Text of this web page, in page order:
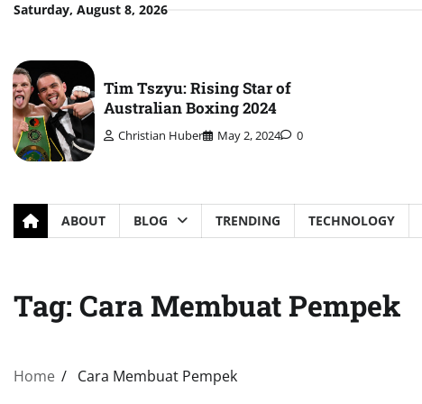
SkipSaturday, August 8, 2026
Tim Tszyu: Rising Star of
Australian Boxing 2024
Christian Huber May 2, 2024 0
ABOUT BLOG TRENDING TECHNOLOGY
Tag: Cara Membuat Pempek
Home Cara Membuat Pempek